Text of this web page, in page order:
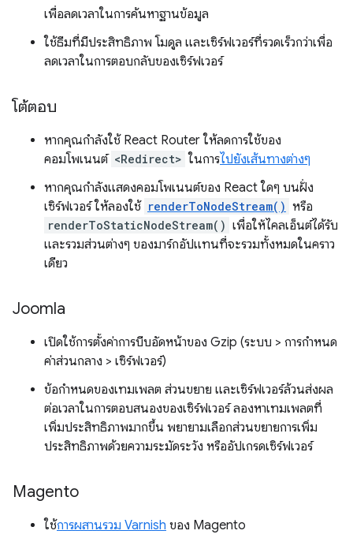
เพื่อลดเวลาในการค้นหาฐานข้อมูล
ใช้ธีมที่มีประสิทธิภาพ โมดูล และเซิร์ฟเวอร์ที่รวดเร็วกว่าเพื่อ
ลดเวลาในการตอบกลับของเซิร์ฟเวอร์
โต้ตอบ
หากคุณกำลังใช้ React Router ให้ลดการใช้ของ
คอมโพเนนต์ <Redirect> ในการไปยังเส้นทางต่างๆ
หากคุณกำลังแสดงคอมโพเนนต์ของ React ใดๆ บนฝั่ง
เซิร์ฟเวอร์ ให้ลองใช้ renderToNodeStream() หรือ
renderToStaticNodeStream() เพื่อให้ไคลเอ็นต์ได้รับ
และรวมส่วนต่างๆ ของมาร์กอัปแทนที่จะรวมทั้งหมดในคราว
เดียว
Joomla
เปิดใช้การตั้งค่าการบีบอัดหน้าของ Gzip (ระบบ > การกำหนด
ค่าส่วนกลาง > เซิร์ฟเวอร์)
ข้อกำหนดของเทมเพลต ส่วนขยาย และเซิร์ฟเวอร์ล้วนส่งผล
ต่อเวลาในการตอบสนองของเซิร์ฟเวอร์ ลองหาเทมเพลตที่
เพิ่มประสิทธิภาพมากขึ้น พยายามเลือกส่วนขยายการเพิ่ม
ประสิทธิภาพด้วยความระมัดระวัง หรืออัปเกรดเซิร์ฟเวอร์
Magento
ใช้การผสานรวม Varnish ของ Magento